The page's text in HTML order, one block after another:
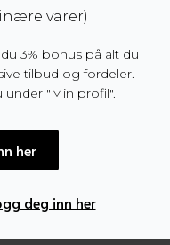
utsolgt og
varer)
3% bonus på alt du
tilbud og fordeler.
under "Min profil".
her
deg inn her